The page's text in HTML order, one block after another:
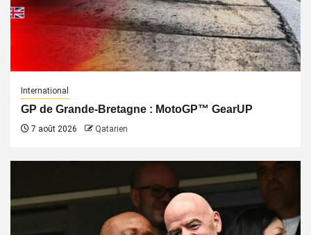
International
GP de Grande-Bretagne : MotoGP™ GearUP
7 août 2026 Qatarien